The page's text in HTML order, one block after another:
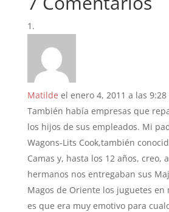
Matilde el enero 4, 2011 a las 9:28
También había empresas que
los hijos de sus empleados. Mi
Wagons-Lits Cook,también
Camas y, hasta los 12 años, creo,
hermanos nos entregaban sus
Magos de Oriente los juguetes en
es que era muy emotivo para